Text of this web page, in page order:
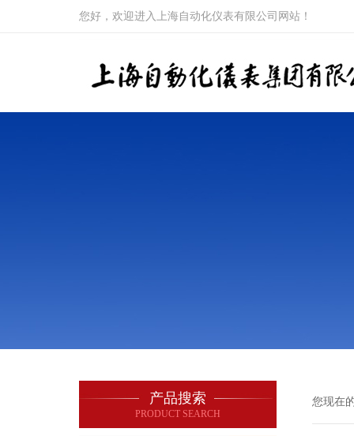
您好，欢迎进入上海自动化仪表有限公司网站！
产品搜索
PRODUCT SEARCH
您现在